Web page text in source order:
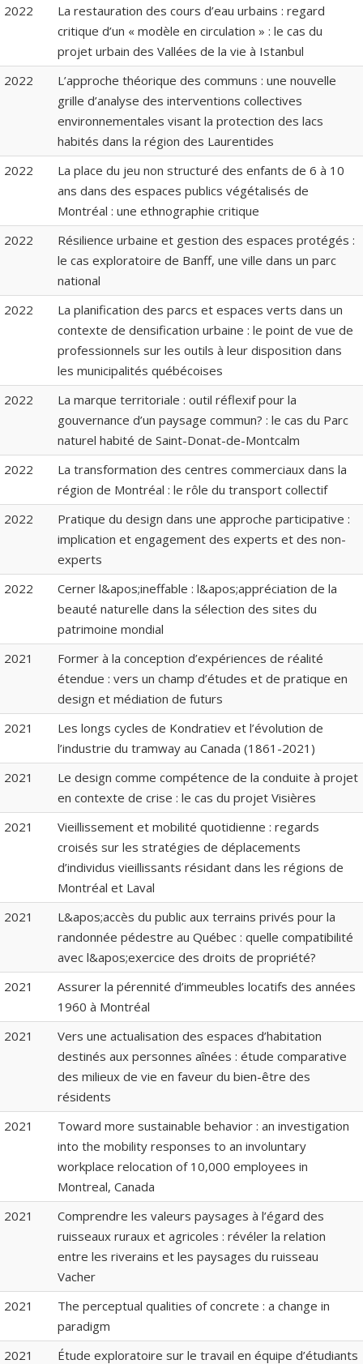
2022
La restauration des cours d’eau urbains : regard
critique d’un « modèle en circulation » : le cas du
projet urbain des Vallées de la vie à Istanbul
2022
L’approche théorique des communs : une nouvelle
grille d’analyse des interventions collectives
environnementales visant la protection des lacs
habités dans la région des Laurentides
2022
La place du jeu non structuré des enfants de 6 à 10
ans dans des espaces publics végétalisés de
Montréal : une ethnographie critique
2022
Résilience urbaine et gestion des espaces protégés :
le cas exploratoire de Banff, une ville dans un parc
national
2022
La planification des parcs et espaces verts dans un
contexte de densification urbaine : le point de vue de
professionnels sur les outils à leur disposition dans
les municipalités québécoises
2022
La marque territoriale : outil réflexif pour la
gouvernance d’un paysage commun? : le cas du Parc
naturel habité de Saint-Donat-de-Montcalm
2022
La transformation des centres commerciaux dans la
région de Montréal : le rôle du transport collectif
2022
Pratique du design dans une approche participative :
implication et engagement des experts et des non-
experts
2022
Cerner l&apos;ineffable : l&apos;appréciation de la
beauté naturelle dans la sélection des sites du
patrimoine mondial
2021
Former à la conception d’expériences de réalité
étendue : vers un champ d’études et de pratique en
design et médiation de futurs
2021
Les longs cycles de Kondratiev et l’évolution de
l’industrie du tramway au Canada (1861-2021)
2021
Le design comme compétence de la conduite à projet
en contexte de crise : le cas du projet Visières
2021
Vieillissement et mobilité quotidienne : regards
croisés sur les stratégies de déplacements
d’individus vieillissants résidant dans les régions de
Montréal et Laval
2021
L&apos;accès du public aux terrains privés pour la
randonnée pédestre au Québec : quelle compatibilité
avec l&apos;exercice des droits de propriété?
2021
Assurer la pérennité d’immeubles locatifs des années
1960 à Montréal
2021
Vers une actualisation des espaces d’habitation
destinés aux personnes aînées : étude comparative
des milieux de vie en faveur du bien-être des
résidents
2021
Toward more sustainable behavior : an investigation
into the mobility responses to an involuntary
workplace relocation of 10,000 employees in
Montreal, Canada
2021
Comprendre les valeurs paysages à l’égard des
ruisseaux ruraux et agricoles : révéler la relation
entre les riverains et les paysages du ruisseau
Vacher
2021
The perceptual qualities of concrete : a change in
paradigm
2021
Étude exploratoire sur le travail en équipe d’étudiants